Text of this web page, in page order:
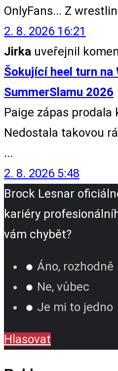
OnlyFans... Z
2. 8. 2026 16:21
Jirka uveřejnil
Šokující heel turn na
SummerSlamu 2026
Paige zápas prodala
Nedostala takovou
...
2. 8. 2026 5:48
Brock Lesnar
kariéry
vám chybět?
Áno, rozhodně
Ne, vůbec
Je mi to jedno
Hlasovat